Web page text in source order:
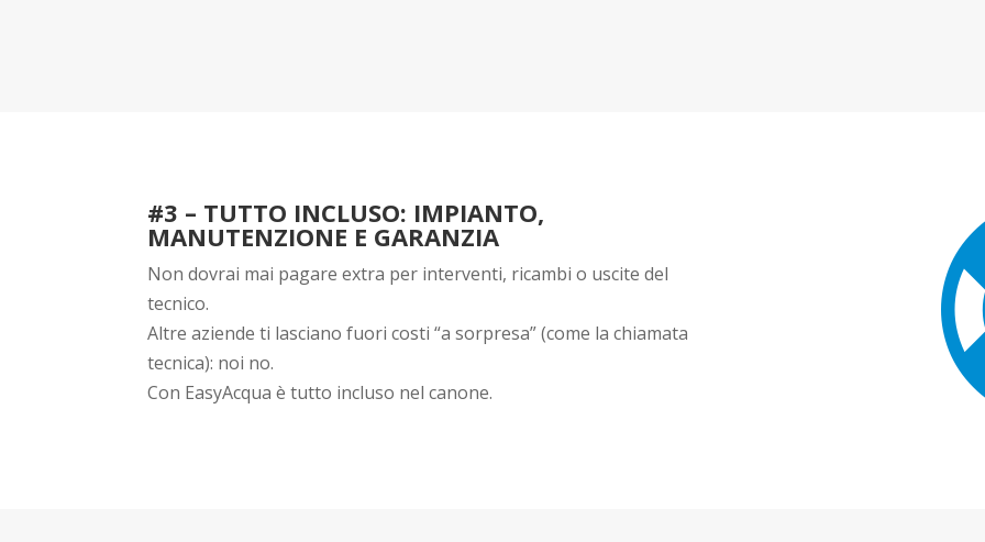
#3 – TUTTO INCLUSO: IMPIANTO,
MANUTENZIONE E GARANZIA
Non dovrai mai pagare extra per interventi, ricambi o uscite del
tecnico.
Altre aziende ti lasciano fuori costi “a sorpresa” (come la chiamata
tecnica): noi no.
Con EasyAcqua è tutto incluso nel canone.